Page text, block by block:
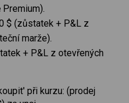
$ (zůstatek + P&L z
marže).
+ P&L z otevřených
při kurzu: (prodej